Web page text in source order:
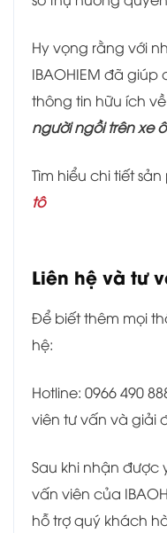
Hy vọng rằng với
IBAOHIEM đã
thông tin hữu ích
người ngồi trên xe
Tìm hiểu chi tiết
tô
Liên hệ và tư
Để biết thêm mọi
hệ:
Hotline: 0966 490
viên tư vấn và giải
Sau khi nhận
vấn viên của
hỗ trợ quý khách